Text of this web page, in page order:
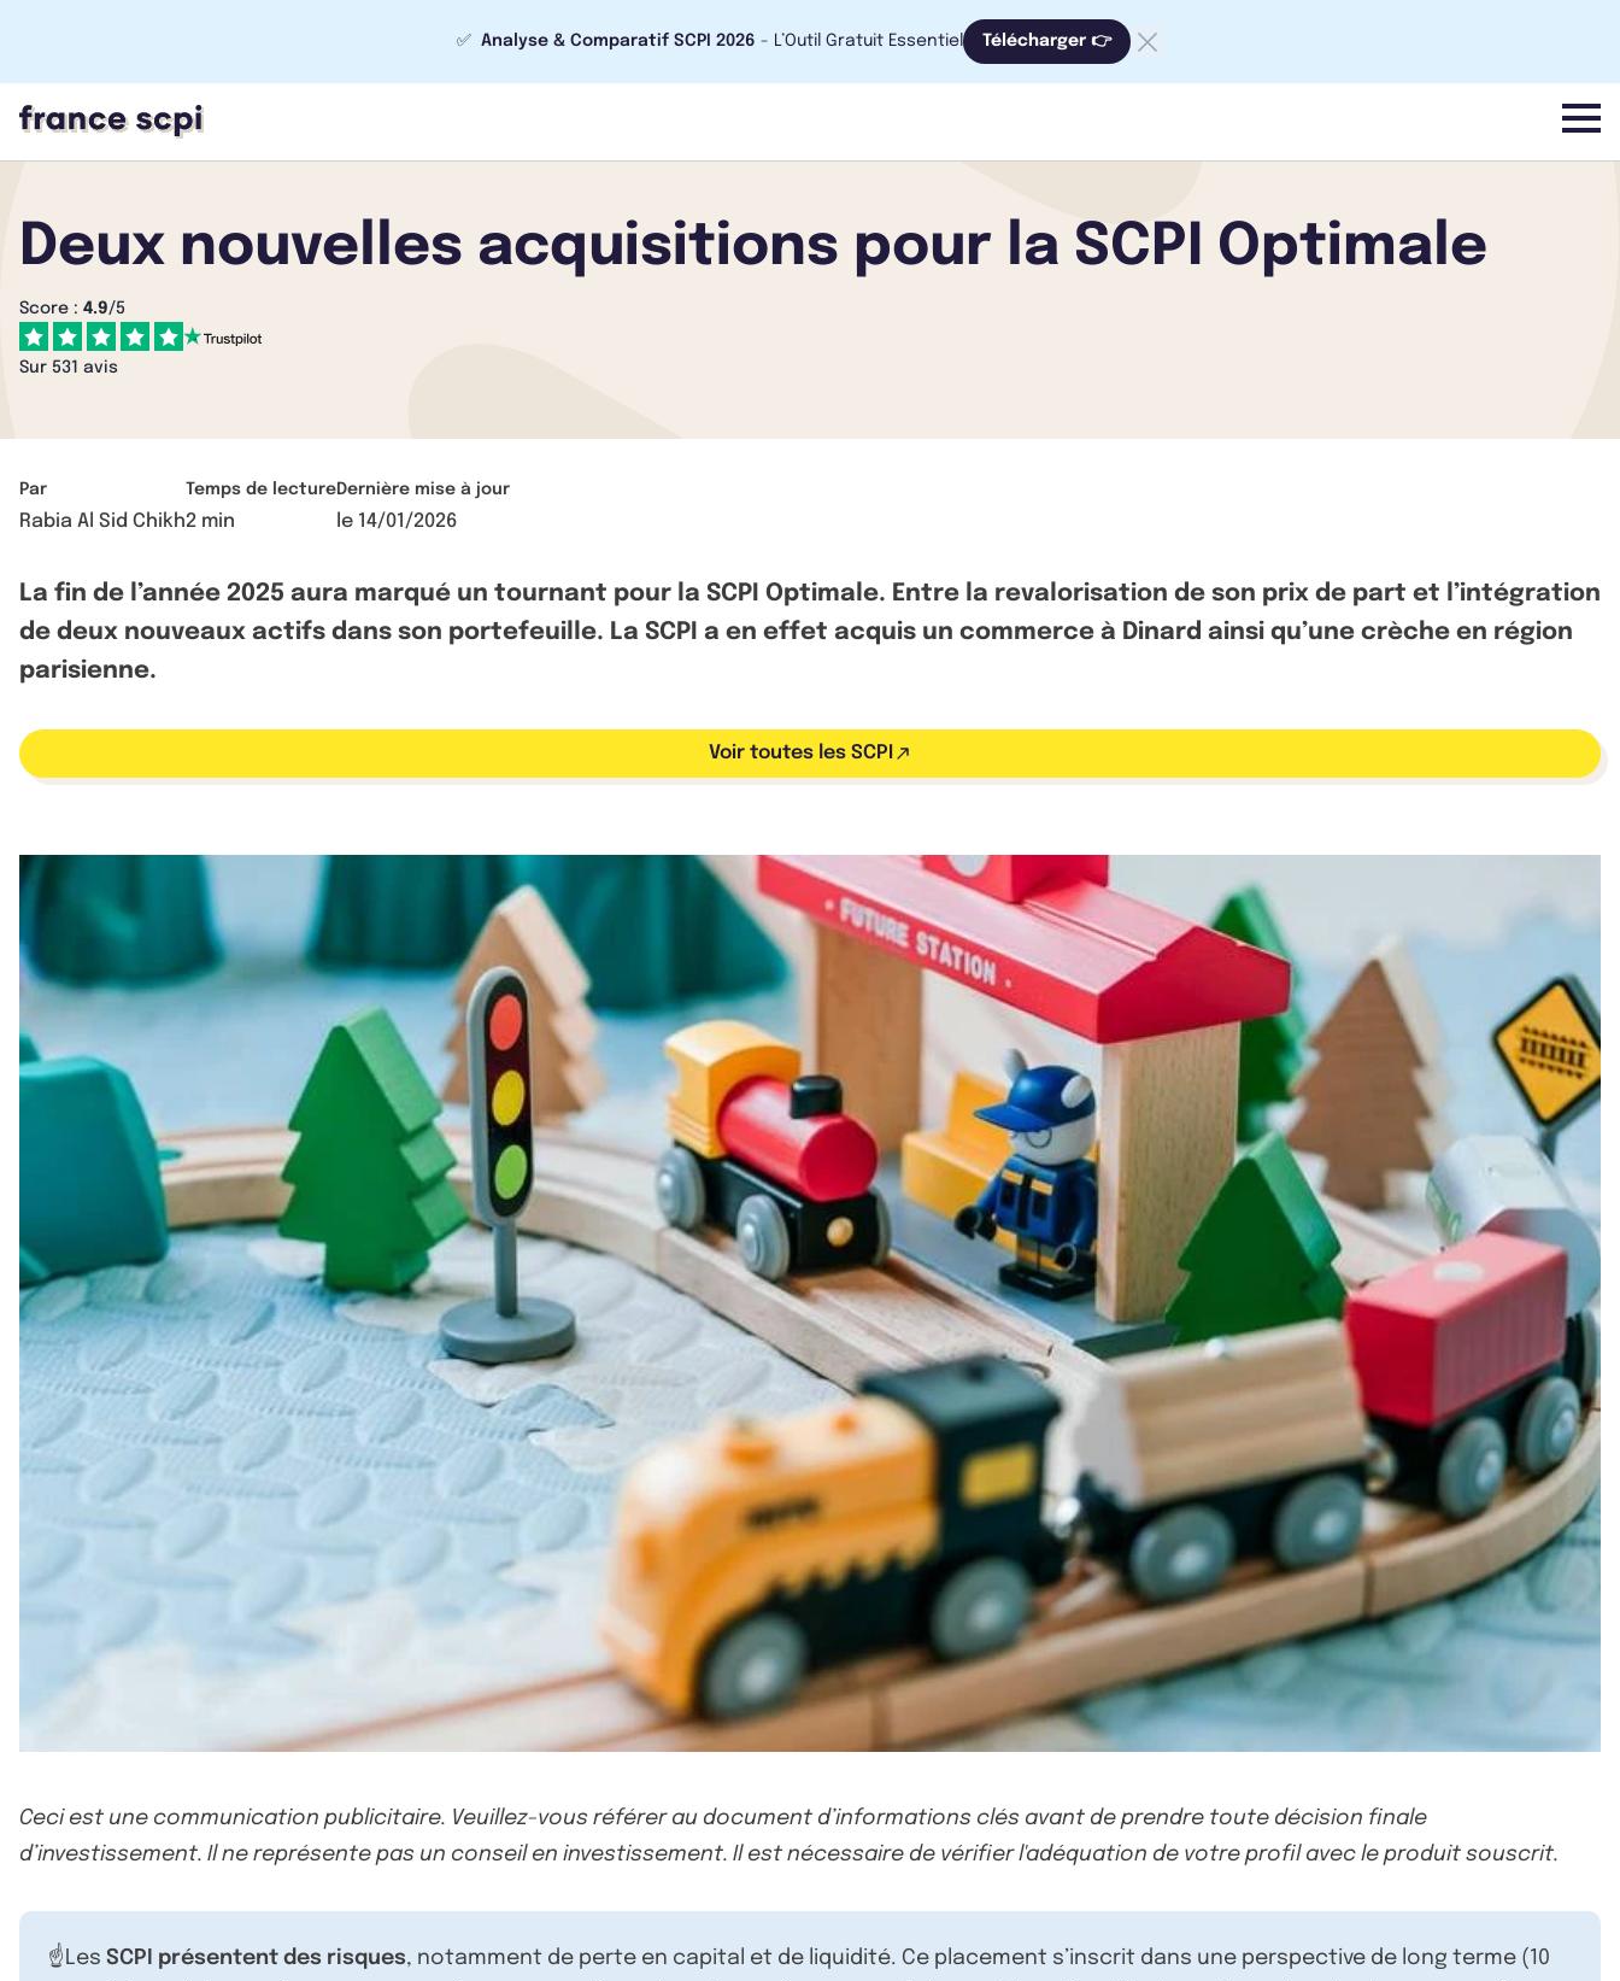
✅ Analyse & Comparatif SCPI 2026 - L’Outil Gratuit Essentiel Télécharger 👉
menu
Deux nouvelles acquisitions pour la SCPI Optimale
Score : 4.9/5
Sur 531 avis
Par
Rabia Al Sid Chikh
Temps de lecture
2 min
Dernière mise à jour
le 14/01/2026
La fin de l’année 2025 aura marqué un tournant pour la SCPI Optimale. Entre la revalorisation de son prix de part et l’intégration
de deux nouveaux actifs dans son portefeuille. La SCPI a en effet acquis un commerce à Dinard ainsi qu’une crèche en région
parisienne.
Voir toutes les SCPI
Ceci est une communication publicitaire. Veuillez-vous référer au document d’informations clés avant de prendre toute décision finale
d’investissement. Il ne représente pas un conseil en investissement. Il est nécessaire de vérifier l'adéquation de votre profil avec le produit souscrit.
☝️Les SCPI présentent des risques, notamment de perte en capital et de liquidité. Ce placement s’inscrit dans une perspective de long terme (10